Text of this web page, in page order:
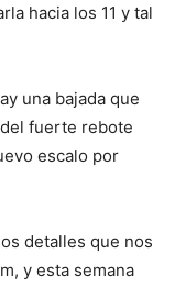
hacia los 11 y tal
una bajada que
fuerte rebote
escalo por
detalles que nos
y esta semana